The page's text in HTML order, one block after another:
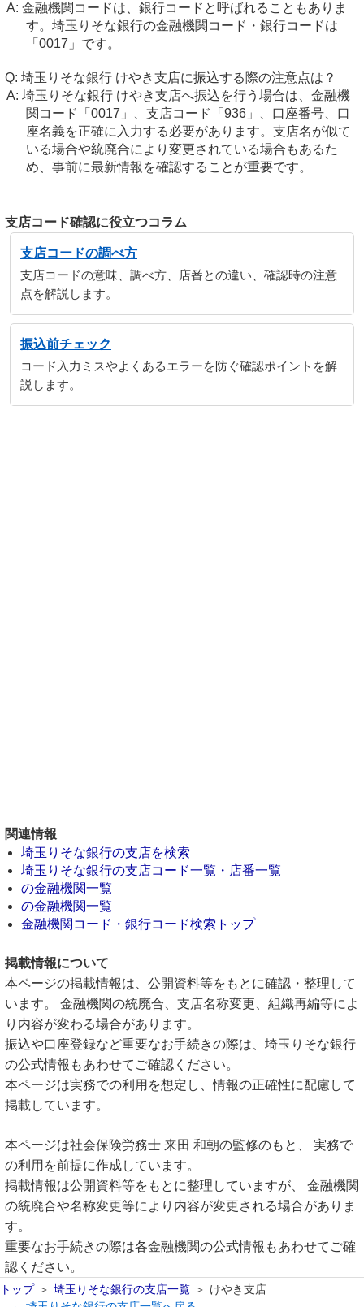
金融機関コードは、銀行コードと呼ばれることもありま
す。埼玉りそな銀行の金融機関コード・銀行コードは
「0017」です。
埼玉りそな銀行 けやき支店に振込する際の注意点は？
埼玉りそな銀行 けやき支店へ振込を行う場合は、金融機
関コード「0017」、支店コード「936」、口座番号、口
座名義を正確に入力する必要があります。支店名が似て
いる場合や統廃合により変更されている場合もあるた
め、事前に最新情報を確認することが重要です。
支店コード確認に役立つコラム
支店コードの調べ方
支店コードの意味、調べ方、店番との違い、確認時の注意
点を解説します。
振込前チェック
コード入力ミスやよくあるエラーを防ぐ確認ポイントを解
説します。
関連情報
埼玉りそな銀行の支店を検索
埼玉りそな銀行の支店コード一覧・店番一覧
の金融機関一覧
の金融機関一覧
金融機関コード・銀行コード検索トップ
掲載情報について
本ページの掲載情報は、公開資料等をもとに確認・整理して
います。 金融機関の統廃合、支店名称変更、組織再編等によ
り内容が変わる場合があります。
振込や口座登録など重要なお手続きの際は、埼玉りそな銀行
の公式情報もあわせてご確認ください。
本ページは実務での利用を想定し、情報の正確性に配慮して
掲載しています。
本ページは社会保険労務士 来田 和朝の監修のもと、 実務で
の利用を前提に作成しています。
掲載情報は公開資料等をもとに整理していますが、 金融機関
の統廃合や名称変更等により内容が変更される場合がありま
す。
重要なお手続きの際は各金融機関の公式情報もあわせてご確
認ください。
トップ 埼玉りそな銀行の支店一覧
けやき支店